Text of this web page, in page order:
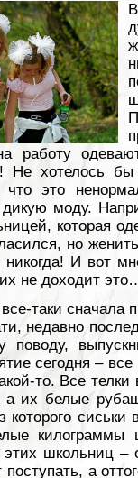
работу
Не хотелось бы
что это
моду.
которая
но
И вот
не доходит
таки сначала
недавно
поводу,
сегодня –
то. Все
а их белые
которого
этих школьниц –
поступать, а